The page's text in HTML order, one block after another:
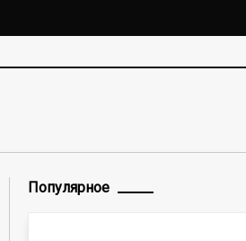
Популярное